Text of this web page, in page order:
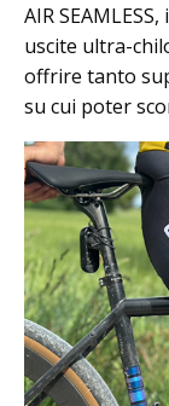
AIR
uscite ultra-
offrire tanto
su cui poter